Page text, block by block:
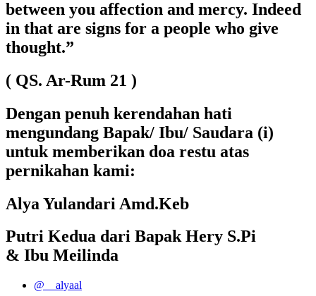
between you affection and mercy. Indeed
in that are signs for a people who give
thought.”
( QS. Ar-Rum 21 )
Dengan penuh kerendahan hati
mengundang Bapak/ Ibu/ Saudara (i)
untuk memberikan doa restu atas
pernikahan kami:
Alya Yulandari Amd.Keb
Putri Kedua dari Bapak Hery S.Pi
& Ibu Meilinda
@__alyaal